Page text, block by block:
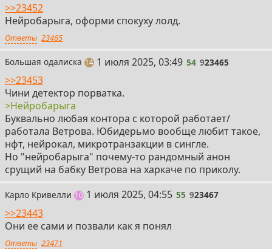
>>23452
Нейробарыга, оформи спокуху лолд.
Ответы 23465
Большая одалиска 14постов
54
1 июля 2025, 03:49 54 923465
>>23453
Чини детектор порватка.
>Нейробарыга
Буквально любая контора с которой работает/
работала Ветрова. Юбидерьмо вообще любит такое,
нфт, нейрокал, микротранзакции в сингле.
Но "нейробарыга" почему-то рандомный анон
срущий на бабку Ветрова на харкаче по приколу.
Карло Кривелли 10постов
55
1 июля 2025, 04:55 55 923467
>>23443
Они ее сами и позвали как я понял
Ответы 23471